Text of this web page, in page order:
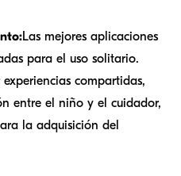
Las mejores aplicaciones
para el uso solitario.
compartidas,
entre el niño y el cuidador,
la adquisición del